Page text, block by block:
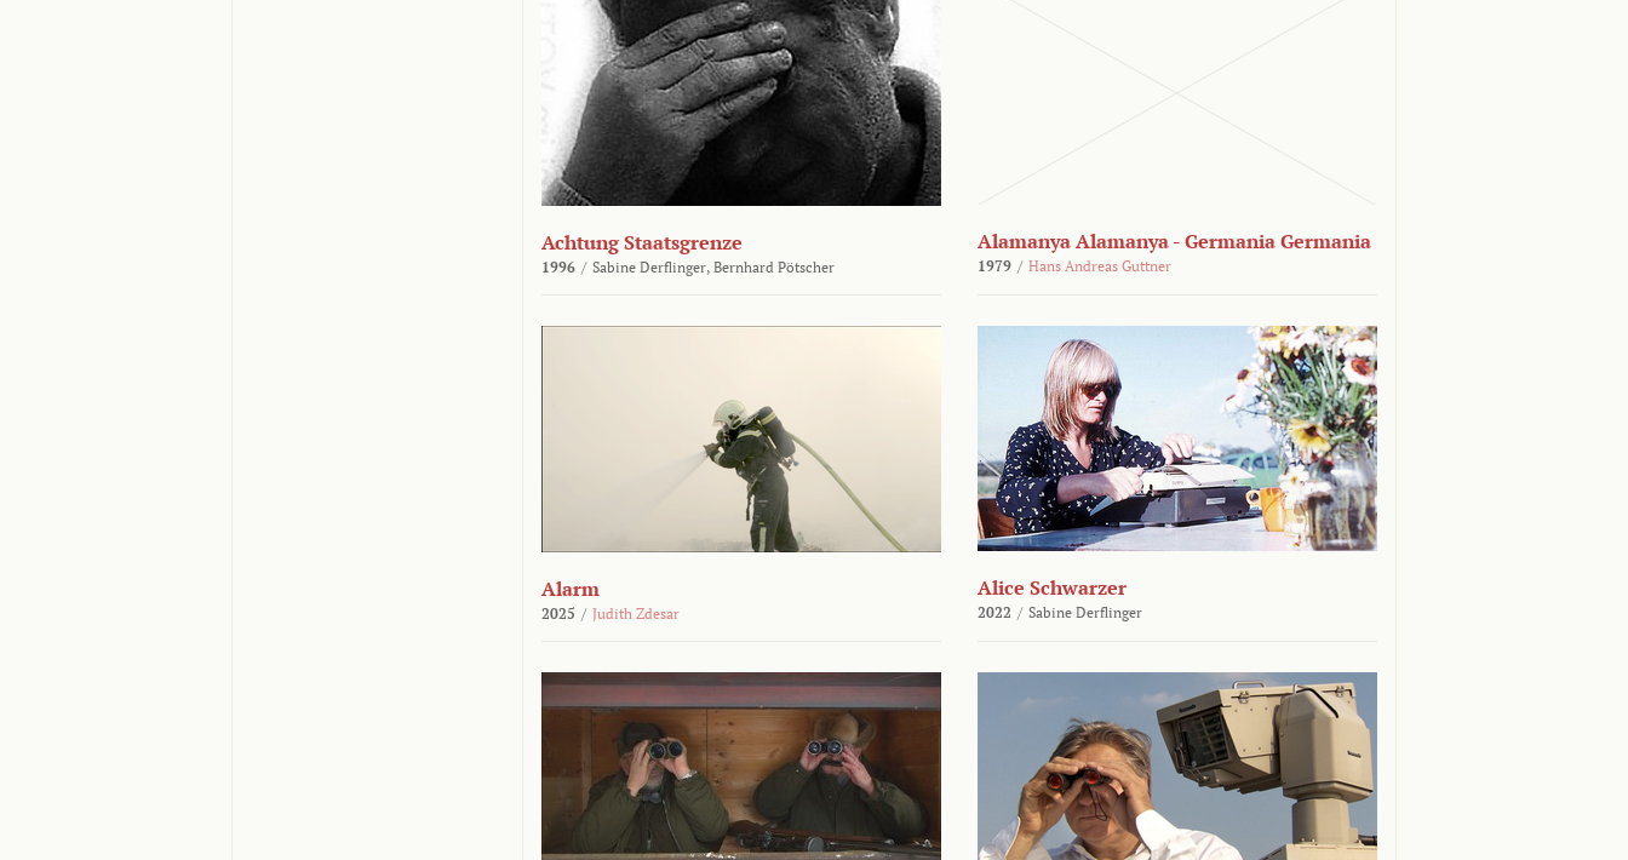
Achtung Staatsgrenze
1996 / Sabine Derflinger, Bernhard Pötscher
Alamanya Alamanya - Germania Germania
1979 / Hans Andreas Guttner
Alarm
2025 / Judith Zdesar
Alice Schwarzer
2022 / Sabine Derflinger